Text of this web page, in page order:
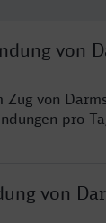
von
von
pro
von